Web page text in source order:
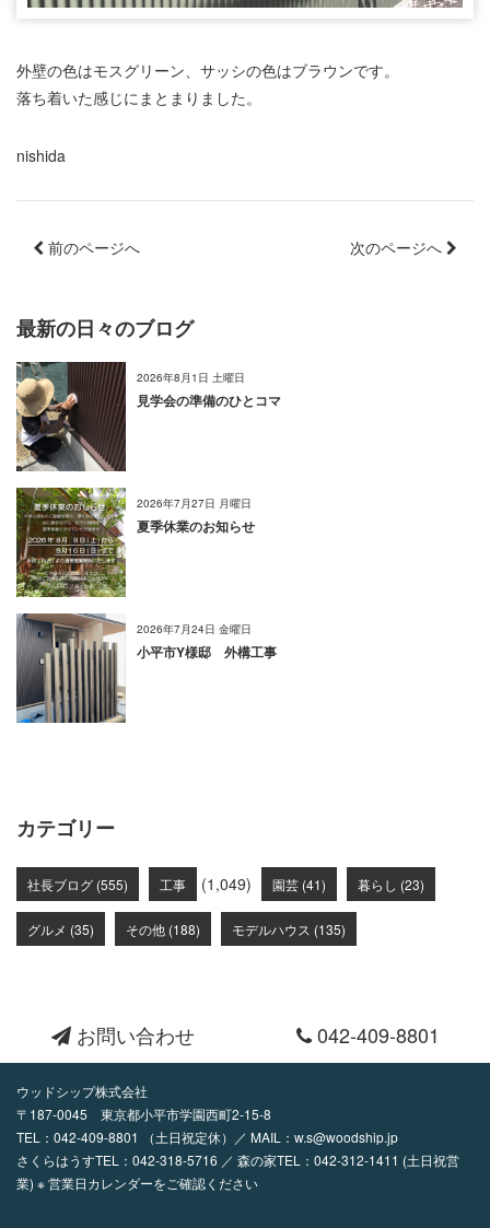
外壁の色はモスグリーン、サッシの色はブラウンです。
落ち着いた感じにまとまりました。
nishida
前のページへ 次のページへ
最新の日々のブログ
2026年8月1日 土曜日
見学会の準備のひとコマ
2026年7月27日 月曜日
夏季休業のお知らせ
2026年7月24日 金曜日
小平市Y様邸 外構工事
カテゴリー
社長ブログ (555) 工事 (1,049) 園芸 (41) 暮らし (23)
グルメ (35) その他 (188) モデルハウス (135)
お問い合わせ 042-409-8801
ウッドシップ株式会社
〒187-0045 東京都小平市学園西町2-15-8
TEL： 042-409-8801 （土日祝定休）／ MAIL： w.s@woodship.jp
さくらはうすTEL：042-318-5716 ／ 森の家TEL：042-312-1411 (土日祝営
業) ※ 営業日カレンダーをご確認ください